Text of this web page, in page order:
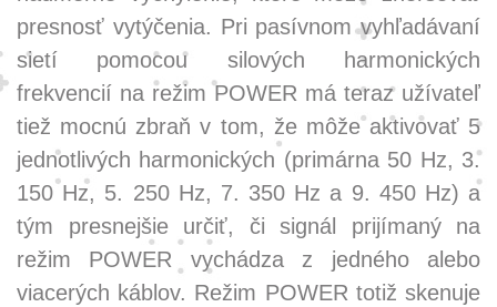
presnosť vytýčenia. Pri pasívnom vyhľadávaní
sietí pomocou silových harmonických
frekvencií na režim POWER má teraz užívateľ
tiež mocnú zbraň v tom, že môže aktivovať 5
jednotlivých harmonických (primárna 50 Hz, 3.
150 Hz, 5. 250 Hz, 7. 350 Hz a 9. 450 Hz) a
tým presnejšie určiť, či signál prijímaný na
režim POWER vychádza z jedného alebo
viacerých káblov. Režim POWER totiž skenuje